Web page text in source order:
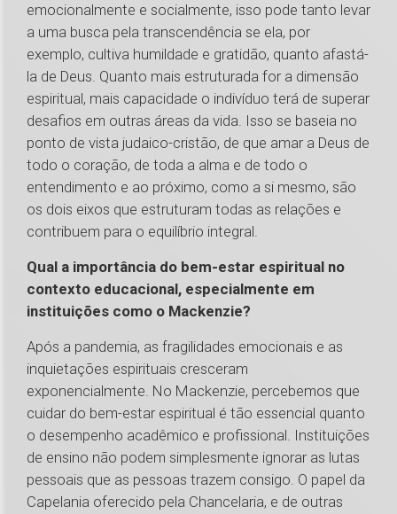
emocionalmente e socialmente, isso pode tanto levar
a uma busca pela transcendência se ela, por
exemplo, cultiva humildade e gratidão, quanto afastá-
la de Deus. Quanto mais estruturada for a dimensão
espiritual, mais capacidade o indivíduo terá de superar
desafios em outras áreas da vida. Isso se baseia no
ponto de vista judaico-cristão, de que amar a Deus de
todo o coração, de toda a alma e de todo o
entendimento e ao próximo, como a si mesmo, são
os dois eixos que estruturam todas as relações e
contribuem para o equilíbrio integral.
Qual a importância do bem-estar espiritual no
contexto educacional, especialmente em
instituições como o Mackenzie?
Após a pandemia, as fragilidades emocionais e as
inquietações espirituais cresceram
exponencialmente. No Mackenzie, percebemos que
cuidar do bem-estar espiritual é tão essencial quanto
o desempenho acadêmico e profissional. Instituições
de ensino não podem simplesmente ignorar as lutas
pessoais que as pessoas trazem consigo. O papel da
Capelania oferecido pela Chancelaria, e de outras